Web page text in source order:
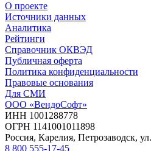
О проекте
Источники данных
Аналитика
Рейтинги
Справочник ОКВЭД
Публичная оферта
Политика конфиденциальности
Правовые основания
Для СМИ
ООО «ВендоСофт»
ИНН 1001288778
ОГРН 1141001011898
Россия, Карелия, Петрозаводск,
8 800 555-17-45